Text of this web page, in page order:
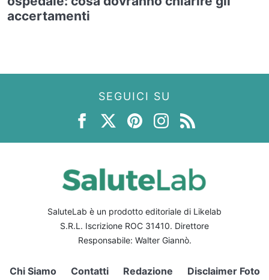
accertamenti
SEGUICI SU
SaluteLab è un prodotto editoriale di Likelab
S.R.L. Iscrizione ROC 31410. Direttore
Responsabile: Walter Giannò.
Chi Siamo Contatti Redazione Disclaimer Foto